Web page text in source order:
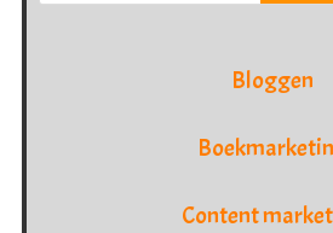
Bloggen
Content